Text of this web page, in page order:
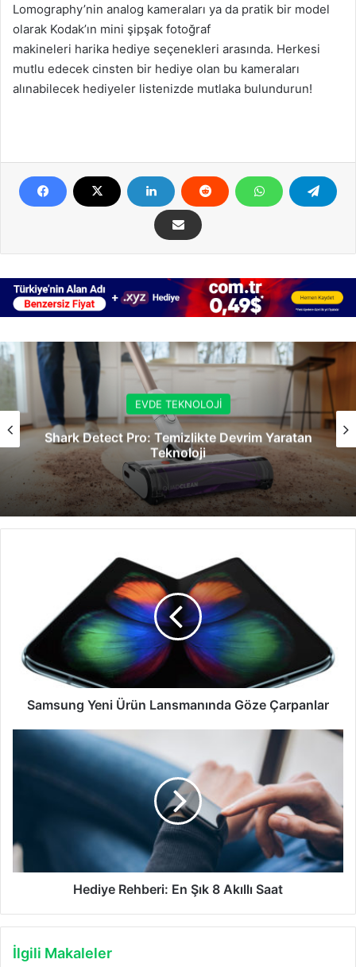
Lomography’nin analog kameraları ya da pratik bir model
olarak Kodak’ın mini şipşak fotoğraf
makineleri harika hediye seçenekleri arasında. Herkesi
mutlu edecek cinsten bir hediye olan bu kameraları
alınabilecek hediyeler listenizde mutlaka bulundurun!
EVDE TEKNOLOJİ
Shark Detect Pro: Temizlikte Devrim Yaratan
Teknoloji
Lansmanında
Çarpanlar
Samsung Yeni Ürün Lansmanında Göze Çarpanlar
Hediye
En
Hediye Rehberi: En Şık 8 Akıllı Saat
İlgili Makaleler